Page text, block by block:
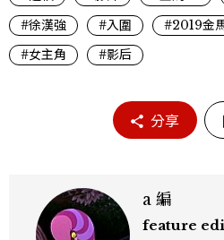
#徐漢強
#入圍 #2019金
#女主角
#影后
分享
a 編
feature